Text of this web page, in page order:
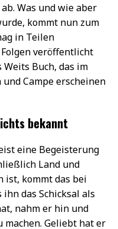
Was und wie aber
kommt nun zum
in Teilen
veröffentlicht
Weits Buch, das im
Campe erscheinen
bekannt
eine Begeisterung
Land und
ist, kommt das bei
das Schicksal als
nahm er hin und
machen. Geliebt hat er